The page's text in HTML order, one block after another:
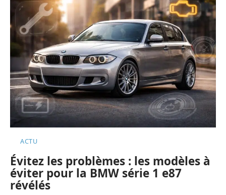
ACTU
Évitez les problèmes : les modèles à
éviter pour la BMW série 1 e87
révélés